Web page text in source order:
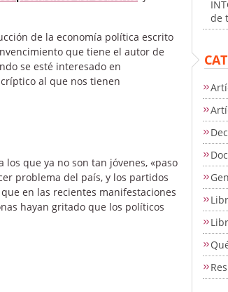
de la economía política escrito
que tiene el autor de
se esté interesado en
al que nos tienen
los que ya no son tan jóvenes, «paso
problema del país, y los partidos
en las recientes manifestaciones
hayan gritado que los políticos
de